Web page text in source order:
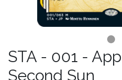
STA - 001 -
Second Sun